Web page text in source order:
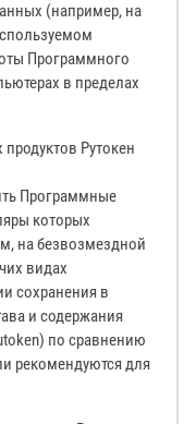
(например, на
Программного
в пределах
Рутокен
Программные
которых
на безвозмездной
видах
сохранения в
и содержания
по сравнению
рекомендуются для